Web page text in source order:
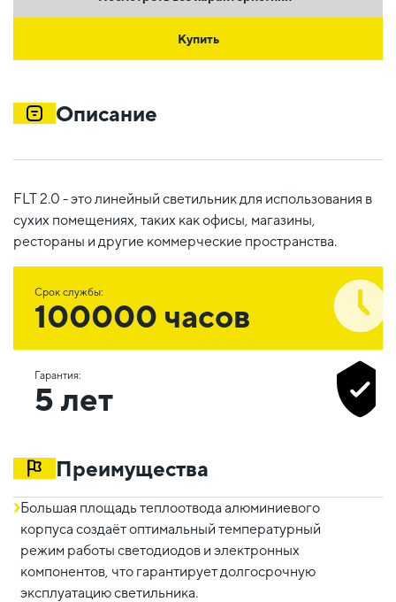
Купить
Описание
FLT 2.0 - это линейный светильник для использования в
сухих помещениях, таких как офисы, магазины,
рестораны и другие коммерческие пространства.
Срок службы:
100000 часов
Гарантия:
5 лет
Преимущества
Большая площадь теплоотвода алюминиевого
корпуса создаёт оптимальный температурный
режим работы светодиодов и электронных
компонентов, что гарантирует долгосрочную
эксплуатацию светильника.